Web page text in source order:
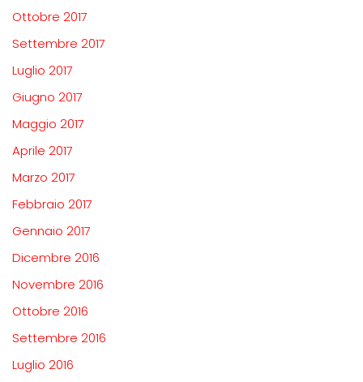
Ottobre 2017
Settembre 2017
Luglio 2017
Giugno 2017
Maggio 2017
Aprile 2017
Marzo 2017
Febbraio 2017
Gennaio 2017
Dicembre 2016
Novembre 2016
Ottobre 2016
Settembre 2016
Luglio 2016